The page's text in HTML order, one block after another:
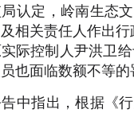
认定，岭南生态
相关责任人作出
际控制人尹洪卫
也面临数额不等的
中指出，根据《